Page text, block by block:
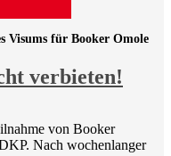
verbieten!
Visums für Booker Omole
von Booker
Nach wochenlanger